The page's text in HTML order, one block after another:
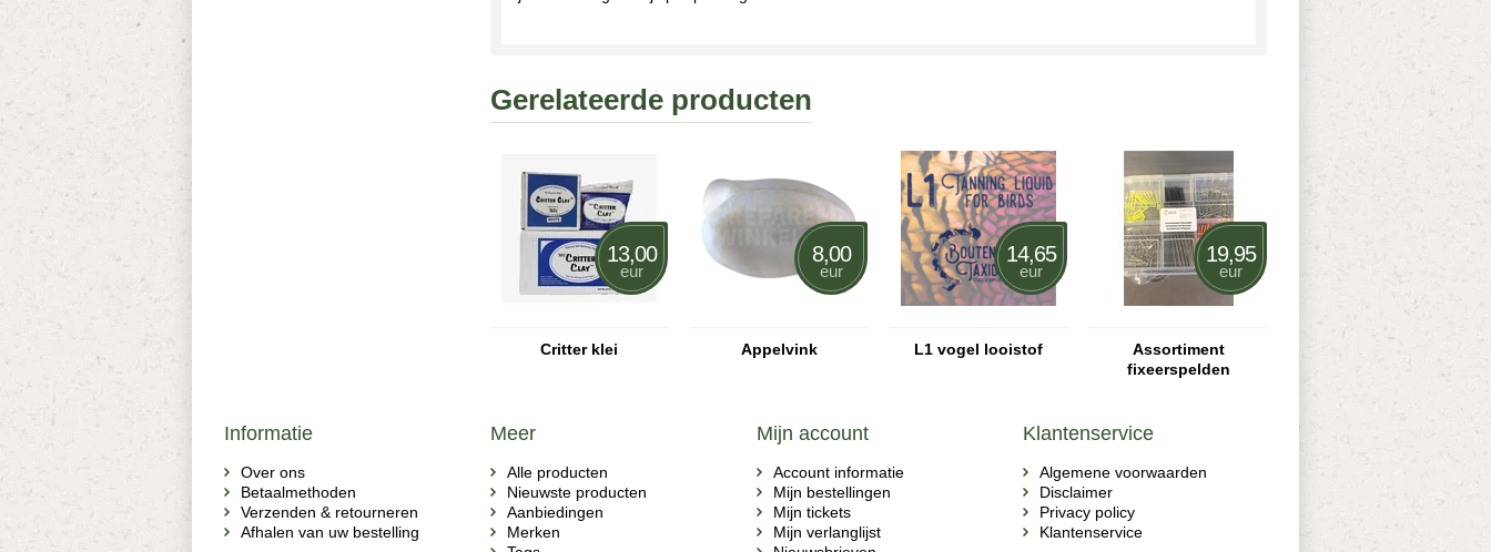
Gerelateerde producten
13,00
eur
Critter klei
8,00
eur
Appelvink
14,65
eur
L1 vogel looistof
19,95
eur
Assortiment
fixeerspelden
Informatie
Over ons
Betaalmethoden
Verzenden & retourneren
Afhalen van uw bestelling
Meer
Alle producten
Nieuwste producten
Aanbiedingen
Merken
Mijn account
Account informatie
Mijn bestellingen
Mijn tickets
Mijn verlanglijst
Klantenservice
Algemene voorwaarden
Disclaimer
Privacy policy
Klantenservice